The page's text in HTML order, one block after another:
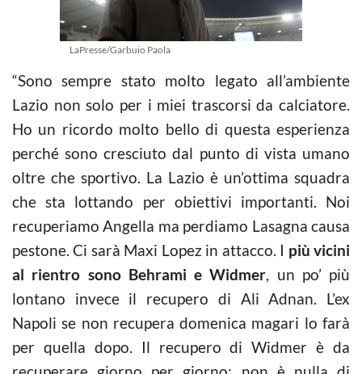
LaPresse/Garbuio Paola
“Sono sempre stato molto legato all’ambiente
Lazio non solo per i miei trascorsi da calciatore.
Ho un ricordo molto bello di questa esperienza
perché sono cresciuto dal punto di vista umano
oltre che sportivo. La Lazio è un’ottima squadra
che sta lottando per obiettivi importanti. Noi
recuperiamo Angella ma perdiamo Lasagna causa
pestone. Ci sarà Maxi Lopez in attacco. I più vicini
al rientro sono Behrami e Widmer, un po’ più
lontano invece il recupero di Ali Adnan. L’ex
Napoli se non recupera domenica magari lo farà
per quella dopo. Il recupero di Widmer è da